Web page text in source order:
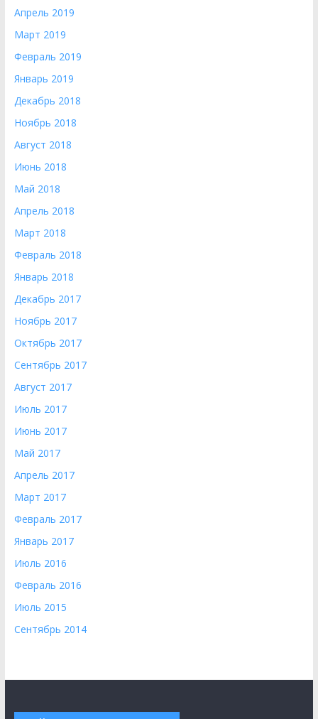
Апрель 2019
Март 2019
Февраль 2019
Январь 2019
Декабрь 2018
Ноябрь 2018
Август 2018
Июнь 2018
Май 2018
Апрель 2018
Март 2018
Февраль 2018
Январь 2018
Декабрь 2017
Ноябрь 2017
Октябрь 2017
Сентябрь 2017
Август 2017
Июль 2017
Июнь 2017
Май 2017
Апрель 2017
Март 2017
Февраль 2017
Январь 2017
Июль 2016
Февраль 2016
Июль 2015
Сентябрь 2014